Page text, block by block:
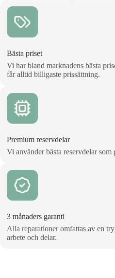
Bästa priset
Vi har bland marknadens bästa
får alltid billigaste prissättning.
Premium reservdelar
Vi använder bästa reservdelar
3 månaders garanti
Alla reparationer omfattas av en
arbete och delar.